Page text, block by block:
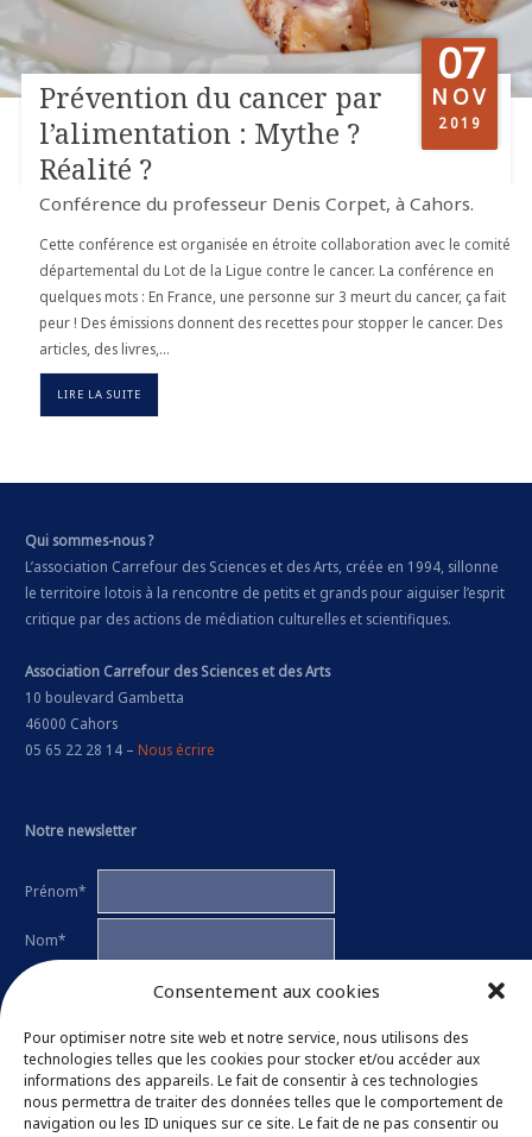
Consentement aux cookies
Pour optimiser notre site web et notre service, nous utilisons des
technologies telles que les cookies pour stocker et/ou accéder aux
informations des appareils. Le fait de consentir à ces technologies
nous permettra de traiter des données telles que le comportement de
navigation ou les ID uniques sur ce site. Le fait de ne pas consentir ou
07
NOV
2019
Prévention du cancer par
l’alimentation : Mythe ?
Réalité ?
Conférence du professeur Denis Corpet, à Cahors.
Cette conférence est organisée en étroite collaboration avec le comité
départemental du Lot de la Ligue contre le cancer. La conférence en
quelques mots : En France, une personne sur 3 meurt du cancer, ça fait
peur ! Des émissions donnent des recettes pour stopper le cancer. Des
articles, des livres,…
LIRE LA SUITE
Qui sommes-nous ?
L’association Carrefour des Sciences et des Arts, créée en 1994, sillonne
le territoire lotois à la rencontre de petits et grands pour aiguiser l’esprit
critique par des actions de médiation culturelles et scientifiques.
Association Carrefour des Sciences et des Arts
10 boulevard Gambetta
46000 Cahors
05 65 22 28 14 – Nous écrire
Notre newsletter
Prénom*
Nom*
activités de l'association par e-mail. Chaque lettre d'information contient
un lien permettant de se désinscrire.
J'ai lu et j'accepte lapolitique de confidentialitéde l'association.